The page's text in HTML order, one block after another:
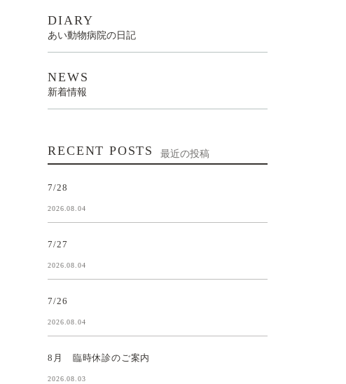
DIARY
あい動物病院の日記
NEWS
新着情報
RECENT POSTS 最近の投稿
7/28
2026.08.04
7/27
2026.08.04
7/26
2026.08.04
8月 臨時休診のご案内
2026.08.03